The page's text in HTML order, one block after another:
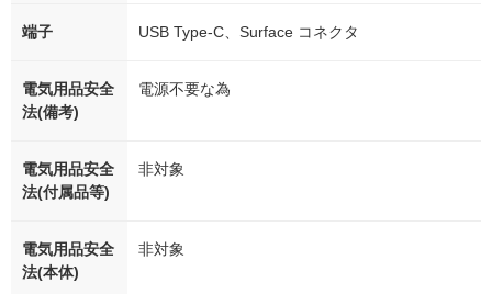
端子 USB Type-C、Surface コネクタ
電気用品安全
法(備考)
電源不要な為
電気用品安全
法(付属品等)
非対象
電気用品安全
法(本体)
非対象